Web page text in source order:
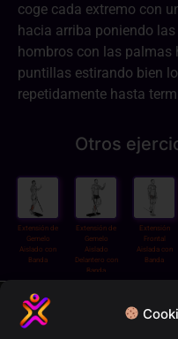
coge cada extremo con
hacia arriba poniendo
hombros con las palmas
puntillas estirando bien
repetidamente hasta
Otros
Extensión de
Gemelo
Aislado con
Banda
Extensión de
Gemelo
Aislado
Delantero con
Banda
Extensión
Frontal
Aislada con
Banda